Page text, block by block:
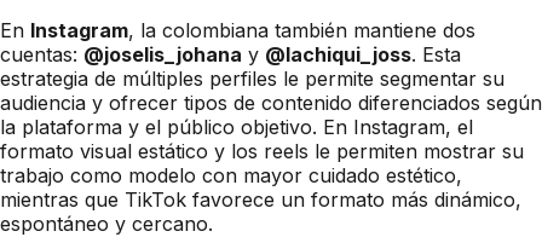
En Instagram, la colombiana también mantiene dos
cuentas: @joselis_johana y @lachiqui_joss. Esta
estrategia de múltiples perfiles le permite segmentar su
audiencia y ofrecer tipos de contenido diferenciados según
la plataforma y el público objetivo. En Instagram, el
formato visual estático y los reels le permiten mostrar su
trabajo como modelo con mayor cuidado estético,
mientras que TikTok favorece un formato más dinámico,
espontáneo y cercano.